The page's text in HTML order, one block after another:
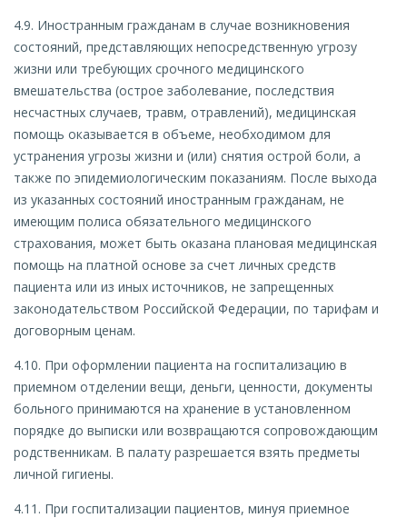
4.9. Иностранным гражданам в случае возникновения
состояний, представляющих непосредственную угрозу
жизни или требующих срочного медицинского
вмешательства (острое заболевание, последствия
несчастных случаев, травм, отравлений), медицинская
помощь оказывается в объеме, необходимом для
устранения угрозы жизни и (или) снятия острой боли, а
также по эпидемиологическим показаниям. После выхода
из указанных состояний иностранным гражданам, не
имеющим полиса обязательного медицинского
страхования, может быть оказана плановая медицинская
помощь на платной основе за счет личных средств
пациента или из иных источников, не запрещенных
законодательством Российской Федерации, по тарифам и
договорным ценам.
4.10. При оформлении пациента на госпитализацию в
приемном отделении вещи, деньги, ценности, документы
больного принимаются на хранение в установленном
порядке до выписки или возвращаются сопровождающим
родственникам. В палату разрешается взять предметы
личной гигиены.
4.11. При госпитализации пациентов, минуя приемное